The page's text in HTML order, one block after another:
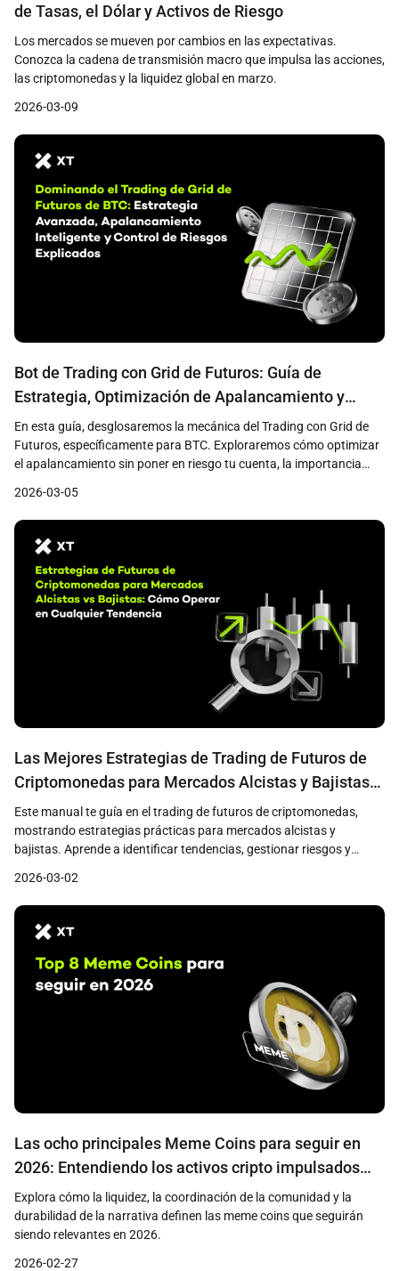
de Tasas, el Dólar y Activos de Riesgo
Los mercados se mueven por cambios en las expectativas.
Conozca la cadena de transmisión macro que impulsa las acciones,
las criptomonedas y la liquidez global en marzo.
2026-03-09
Bot de Trading con Grid de Futuros: Guía de
Estrategia, Optimización de Apalancamiento y
Gestión de Riesgos para Traders de BTC
En esta guía, desglosaremos la mecánica del Trading con Grid de
Futuros, específicamente para BTC. Exploraremos cómo optimizar
el apalancamiento sin poner en riesgo tu cuenta, la importancia
esta estrategia en la plataforma XT.
2026-03-05
Las Mejores Estrategias de Trading de Futuros de
Criptomonedas para Mercados Alcistas y Bajistas:
El Libro de Estrategias Completo del Trader
Este manual te guía en el trading de futuros de criptomonedas,
mostrando estrategias prácticas para mercados alcistas y
bajistas. Aprende a identificar tendencias, gestionar riesgos y
predicciones.
2026-03-02
Las ocho principales Meme Coins para seguir en
2026: Entendiendo los activos cripto impulsados
por la comunidad
Explora cómo la liquidez, la coordinación de la comunidad y la
durabilidad de la narrativa definen las meme coins que seguirán
siendo relevantes en 2026.
2026-02-27